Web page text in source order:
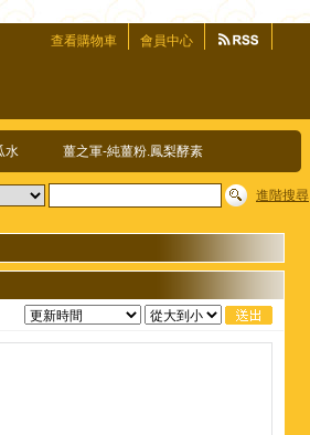
查看購物車 會員中心
水 薑之軍-純薑粉.鳳梨酵素
進階搜尋